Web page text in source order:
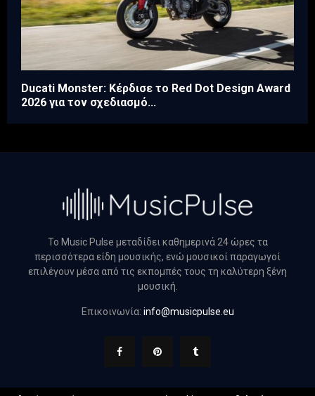
Ducati Monster: Κέρδισε το Red Dot Design Award
2026 για τον σχεδιασμό...
Το Music Pulse μεταδίδει καθημερινά 24 ώρες τα
περισσότερα είδη μουσικής, ενώ μουσικοί παραγωγοί
επιλέγουν μέσα από τις εκπομπές τους τη καλύτερη ξένη
μουσική.
Επικοινωνία: info@musicpulse.eu